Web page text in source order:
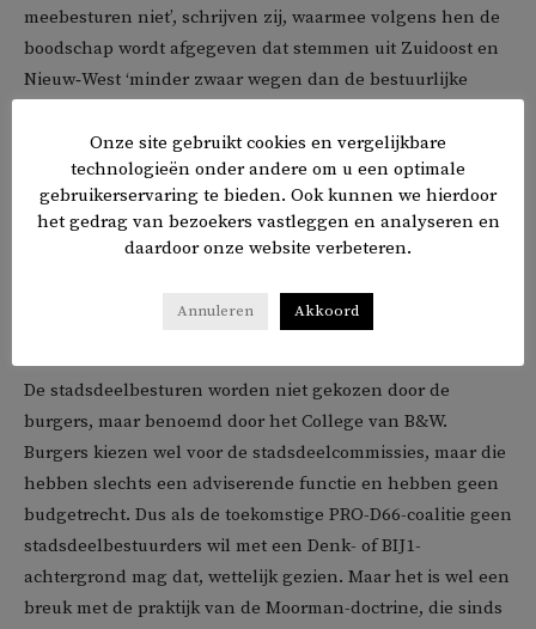
meebesturen niet’, schrijven zij, waarmee volgens hen de
boodschap wordt afgegeven dat stemmen uit Zuidoost en
Nieuw‑West ‘minder zwaar wegen dan de bestuurlijke
Ook benadrukken zij dat representatie in deze wijken
geen symbolische luxe is, maar een ‘democratische
noodzaak’. Bestuurders die lokaal geworteld zijn, zouden
vertrouwen en legitimiteit, juist in buurten waar bewoners
zich al langer minder gehoord voelen.
De stadsdeelbesturen worden niet gekozen door de
burgers, maar benoemd door het College van B&W.
Burgers kiezen wel voor de stadsdeelcommissies, maar die
hebben slechts een adviserende functie en hebben geen
budgetrecht. Dus als de toekomstige PRO-D66-coalitie geen
stadsdeelbestuurders wil met een Denk- of BIJ1-
achtergrond mag dat, wettelijk gezien. Maar het is wel een
breuk met de praktijk van de Moorman-doctrine, die sinds
Onze site gebruikt cookies en vergelijkbare
technologieën onder andere om u een optimale
gebruikerservaring te bieden. Ook kunnen we hierdoor
het gedrag van bezoekers vastleggen en analyseren en
daardoor onze website verbeteren.
Annuleren Akkoord